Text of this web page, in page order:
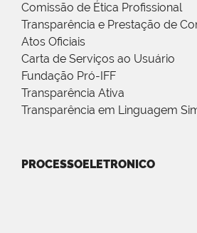
Comissão de Ética Profissional
Transparência e Prestação de
Atos Oficiais
Carta de Serviços ao Usuário
Fundação Pró-IFF
Transparência Ativa
Transparência em Linguagem
PROCESSOELETRONICO